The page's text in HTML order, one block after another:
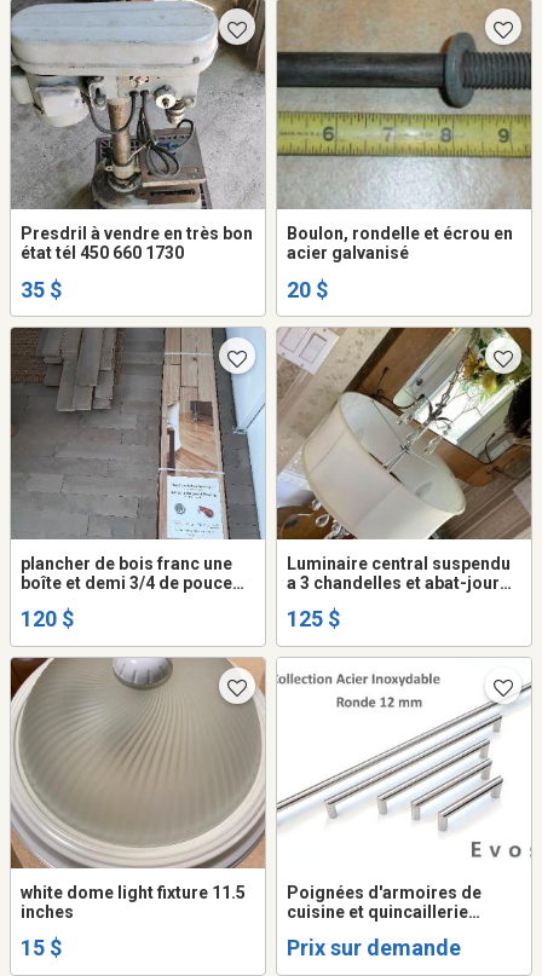
Presdril à vendre en très bon
état tél 450 660 1730
35 $
Boulon, rondelle et écrou en
acier galvanisé
20 $
plancher de bois franc une
boîte et demi 3/4 de pouce
120 $
Luminaire central suspendu
a 3 chandelles et abat-jour
125 $
white dome light fixture 11.5
inches
15 $
Poignées d'armoires de
cuisine et quincaillerie
Prix sur demande